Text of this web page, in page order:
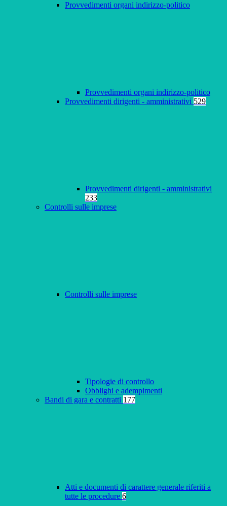
Provvedimenti organi indirizzo-politico
Provvedimenti organi indirizzo-politico
Provvedimenti dirigenti - amministrativi 529
Provvedimenti dirigenti - amministrativi
233
Controlli sulle imprese
Controlli sulle imprese
Tipologie di controllo
Obblighi e adempimenti
Bandi di gara e contratti 177
Atti e documenti di carattere generale riferiti a
tutte le procedure 6